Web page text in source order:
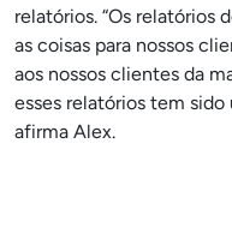
relatórios. “Os relatórios
as coisas para nossos
aos nossos clientes da
esses relatórios tem sido
afirma Alex.